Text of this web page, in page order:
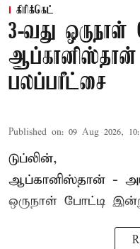
கிரிக்கெட்
3-வது ஒருநாள்
ஆப்கானிஸ்தான்
பலப்பரீட்சை
Published on: 09 Aug 2026,
டுப்லின்,
ஆப்கானிஸ்தான் -
ஒருநாள் போட்டி